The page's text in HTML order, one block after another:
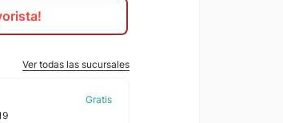
Ver todas las sucursales